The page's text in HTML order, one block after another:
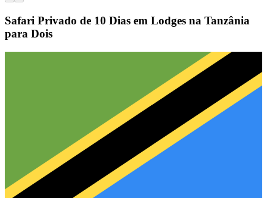
Safari Privado de 10 Dias em Lodges na Tanzânia
para Dois